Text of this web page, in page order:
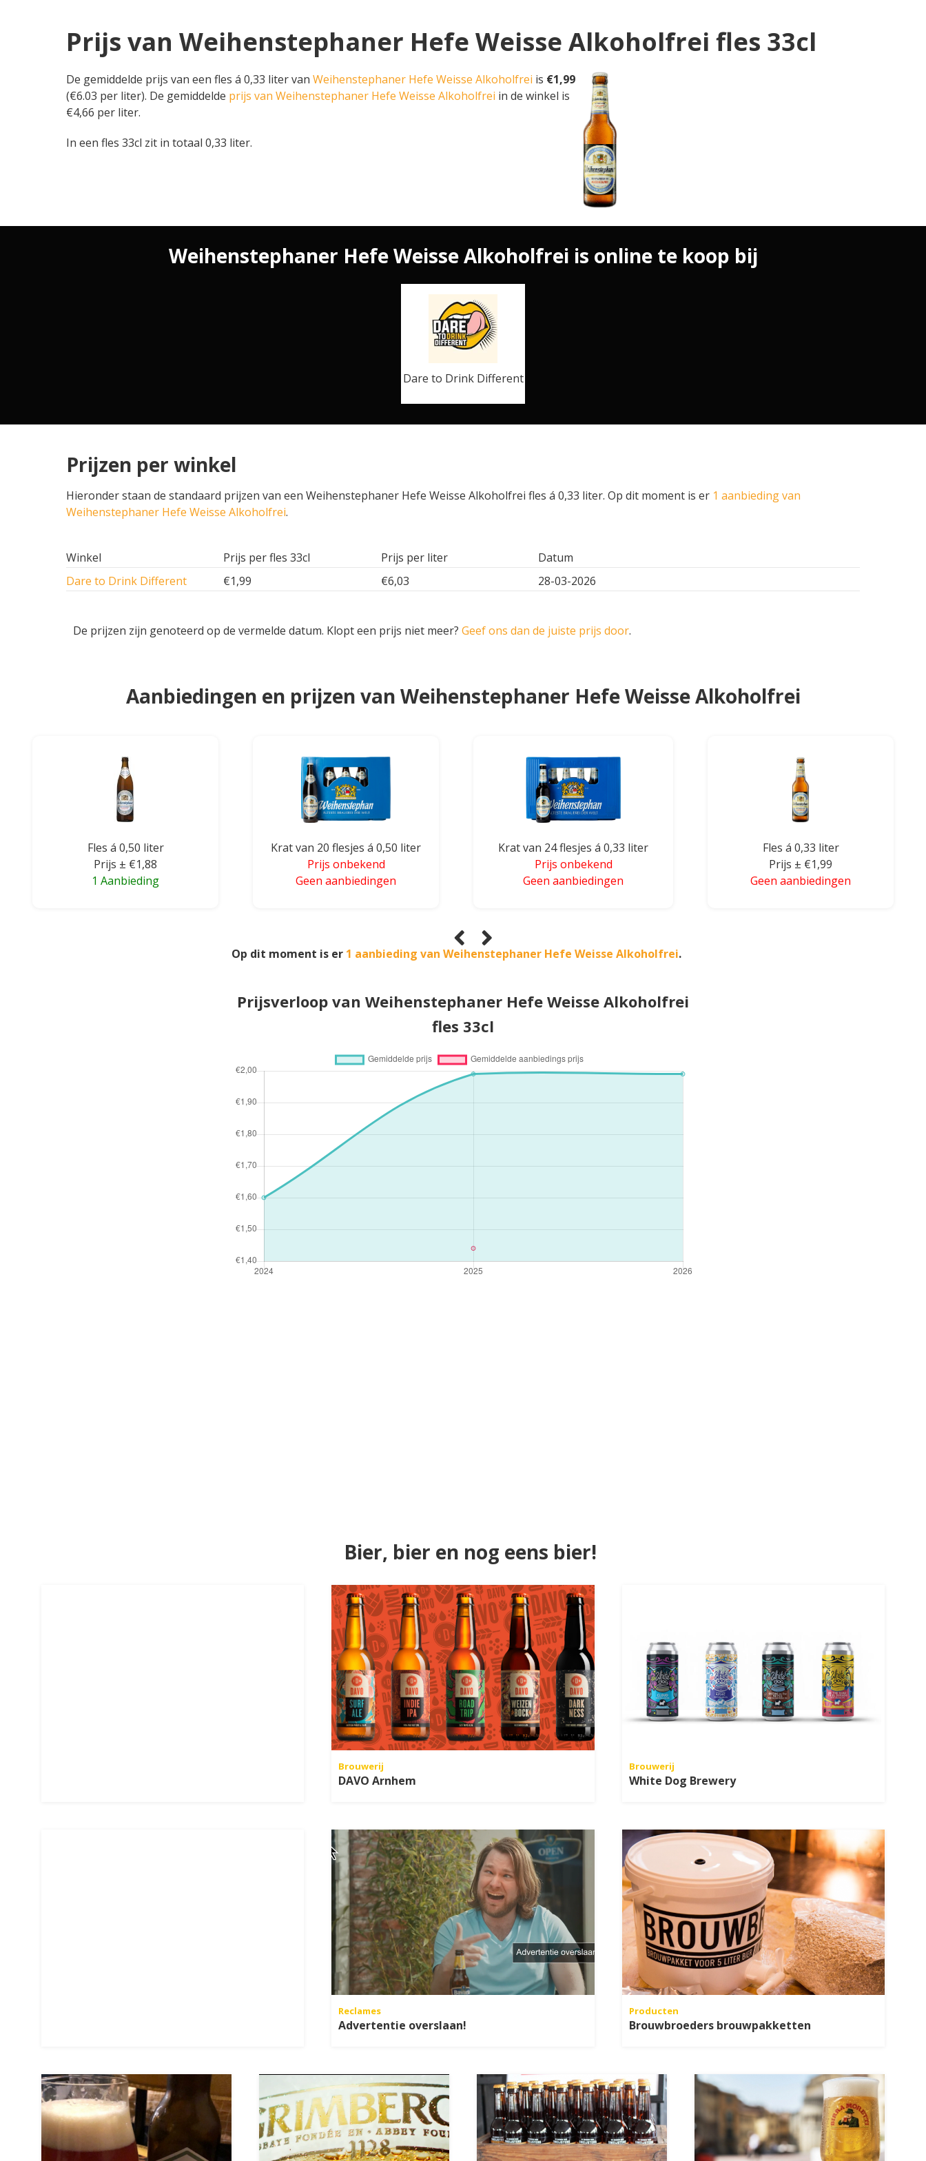
Prijs van Weihenstephaner Hefe Weisse Alkoholfrei fles 33cl
De gemiddelde prijs van een fles á 0,33 liter van Weihenstephaner Hefe Weisse Alkoholfrei is €1,99
(€6.03 per liter). De gemiddelde prijs van Weihenstephaner Hefe Weisse Alkoholfrei in de winkel is
€4,66 per liter.
In een fles 33cl zit in totaal 0,33 liter.
Weihenstephaner Hefe Weisse Alkoholfrei is online te koop bij
Dare to Drink Different
Prijzen per winkel
Hieronder staan de standaard prijzen van een Weihenstephaner Hefe Weisse Alkoholfrei fles á 0,33 liter. Op dit moment is er 1 aanbieding van
Weihenstephaner Hefe Weisse Alkoholfrei.
Winkel Prijs per fles 33cl Prijs per liter
Datum
Dare to Drink Different
€1,99 €6,03 28-03-2026
De prijzen zijn genoteerd op de vermelde datum. Klopt een prijs niet meer? Geef ons dan de juiste prijs door.
Aanbiedingen en prijzen van Weihenstephaner Hefe Weisse Alkoholfrei
Fles á 0,50 liter
Prijs ± €1,88
1 Aanbieding
Krat van 20 flesjes á 0,50 liter
Prijs onbekend
Geen aanbiedingen
Krat van 24 flesjes á 0,33 liter
Prijs onbekend
Geen aanbiedingen
Fles á 0,33 liter
Prijs ± €1,99
Geen aanbiedingen
Op dit moment is er 1 aanbieding van Weihenstephaner Hefe Weisse Alkoholfrei.
Prijsverloop van Weihenstephaner Hefe Weisse Alkoholfrei
fles 33cl
Bier, bier en nog eens bier!
Brouwerij
DAVO Arnhem
Brouwerij
White Dog Brewery
Reclames
Advertentie overslaan!
Producten
Brouwbroeders brouwpakketten